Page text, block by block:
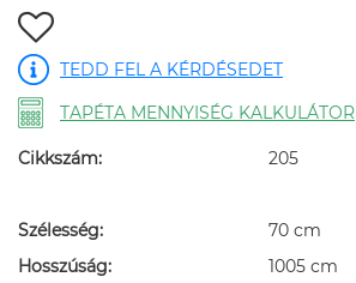
TEDD FEL A KÉRDÉSEDET
TAPÉTA MENNYISÉG KALKULÁTOR
Cikkszám: 205
Szélesség:
70 cm
Hosszúság:
1005 cm